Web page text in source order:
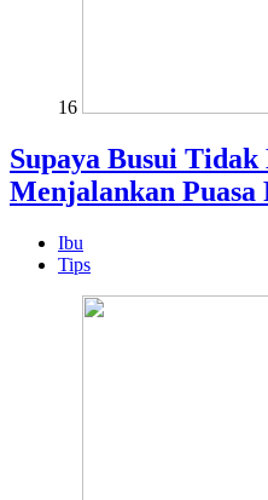
16
Supaya Busui Tidak
Menjalankan Puasa
Ibu
Tips